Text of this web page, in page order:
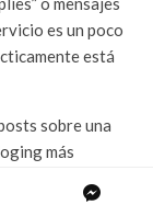
es un poco
está
sobre una
más